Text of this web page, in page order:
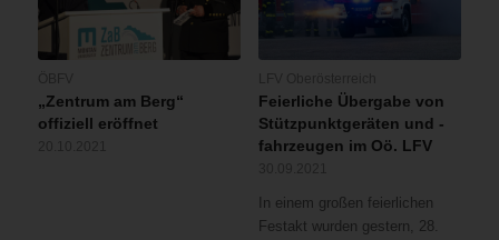
„Zentrum am Berg“
offiziell eröffnet
Feierliche Übergabe von
Stützpunktgeräten und -
fahrzeugen im Oö. LFV
In einem großen feierlichen
Festakt wurden gestern, 28.